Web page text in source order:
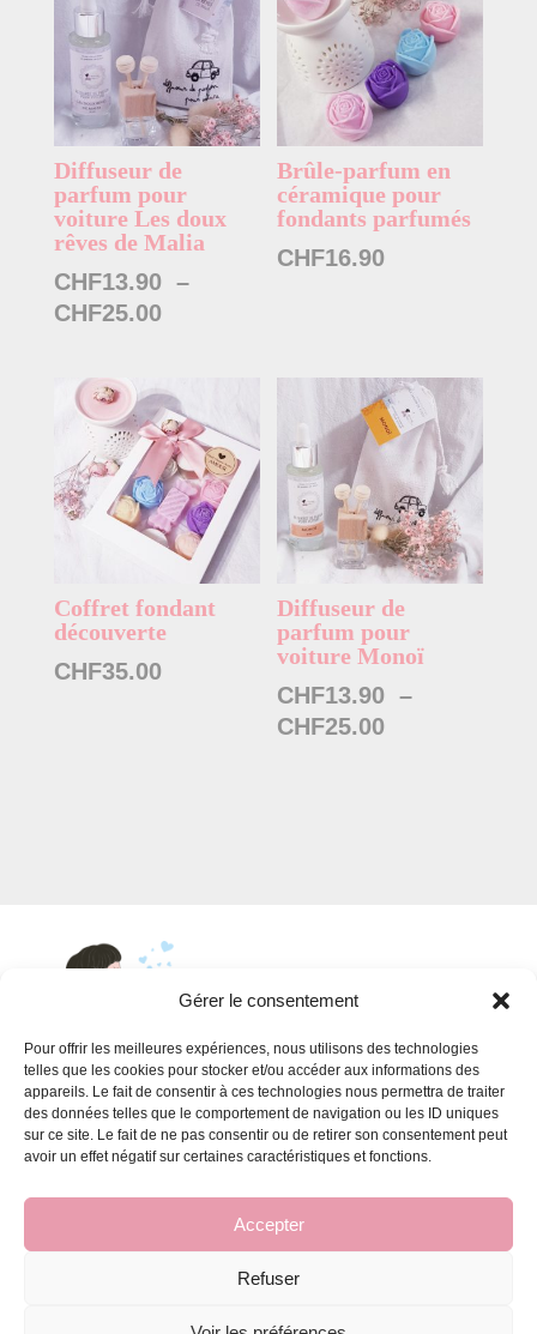
Gérer le consentement
Pour offrir les meilleures expériences, nous utilisons des technologies
telles que les cookies pour stocker et/ou accéder aux informations des
appareils. Le fait de consentir à ces technologies nous permettra de traiter
des données telles que le comportement de navigation ou les ID uniques
sur ce site. Le fait de ne pas consentir ou de retirer son consentement peut
avoir un effet négatif sur certaines caractéristiques et fonctions.
Accepter
Refuser
Diffuseur de
parfum pour
voiture Les doux
rêves de Malia
CHF13.90 –
CHF25.00Plage
CHF13.90
à
CHF25.00
Brûle-parfum en
céramique pour
fondants parfumés
CHF16.90
Coffret fondant
découverte
CHF35.00
Diffuseur de
parfum pour
voiture Monoï
CHF13.90 –
CHF25.00Plage
INFORMATIONS
Conditions générales de vente
FAQ pour les ateliers